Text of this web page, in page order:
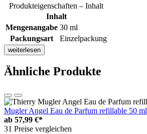
Produkteigenschaften – Inhalt
Inhalt
Mengenangabe 30 ml
Packungsart
Einzelpackung
weiterlesen
Ähnliche Produkte
Mugler Angel Eau de Parfum refillable 50 ml
ab 57,99 €*
31 Preise vergleichen